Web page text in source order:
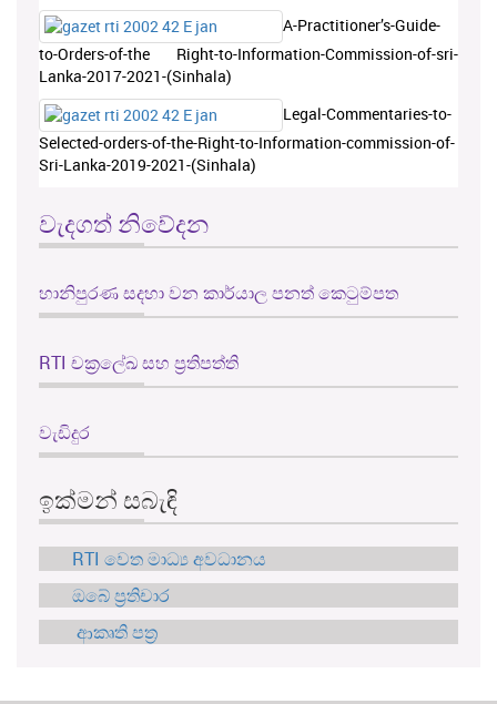
A-Practitioner’s-Guide-
to-Orders-of-the Right-to-Information-Commission-of-sri-
Lanka-2017-2021-(Sinhala)
Legal-Commentaries-to-
Selected-orders-of-the-Right-to-Information-commission-of-
Sri-Lanka-2019-2021-(Sinhala)
වැදගත් නිවේදන
හානිපුරණ සදහා වන කාර්යාල පනත් කෙටුම්පත
RTI චක්‍රලේඛ සහ ප්‍රතිපත්ති
වැඩිදුර
ඉක්මන් සබැඳි
RTI වෙත මාධ්‍ය අවධානය
ඔබේ ප්‍රතිචාර
ආකෘති පත්‍ර